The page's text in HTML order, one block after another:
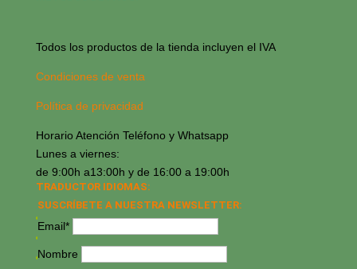
Todos los productos de la tienda incluyen el IVA
Condiciones de venta
Política de privacidad
Horario Atención Teléfono y Whatsapp
Lunes a viernes:
de 9:00h a13:00h y de 16:00 a 19:00h
TRADUCTOR IDIOMAS:
SUSCRÍBETE A NUESTRA NEWSLETTER:
Email*
Nombre